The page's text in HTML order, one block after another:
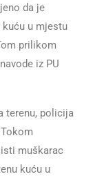
da je
u mjestu
prilikom
iz PU
terenu, policija
muškarac
kuću u